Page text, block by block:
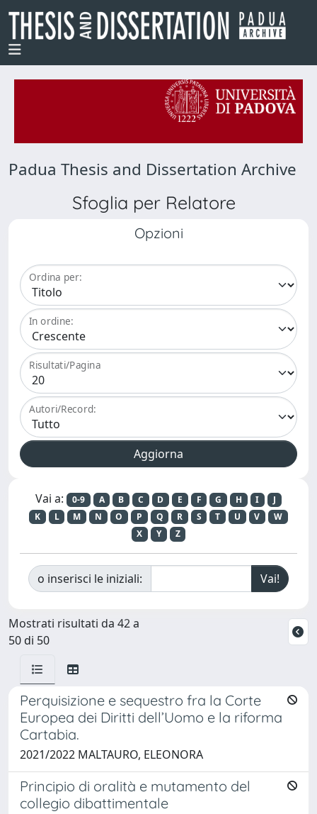
Padua Thesis and Dissertation Archive
Sfoglia per Relatore
Opzioni
Ordina per:
In ordine:
Risultati/Pagina
Autori/Record:
Vai a: 0-9 A B C D E F G H I
J
K
L M N O P Q R S T U V
W
X
Y Z
o inserisci le iniziali:
Mostrati risultati da 42 a
50 di 50
Perquisizione e sequestro fra la Corte
Europea dei Diritti dell’Uomo e la riforma
Cartabia.
2021/2022 MALTAURO, ELEONORA
Principio di oralità e mutamento del
collegio dibattimentale